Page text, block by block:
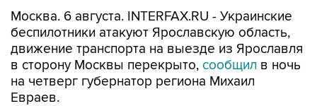
Москва. 6 августа. INTERFAX.RU - Украинские
беспилотники атакуют Ярославскую область,
движение транспорта на выезде из Ярославля
в сторону Москвы перекрыто, сообщил в ночь
на четверг губернатор региона Михаил
Евраев.